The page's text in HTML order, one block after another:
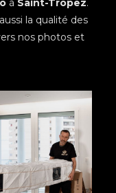
à Saint-Tropez.
la qualité des
nos photos et